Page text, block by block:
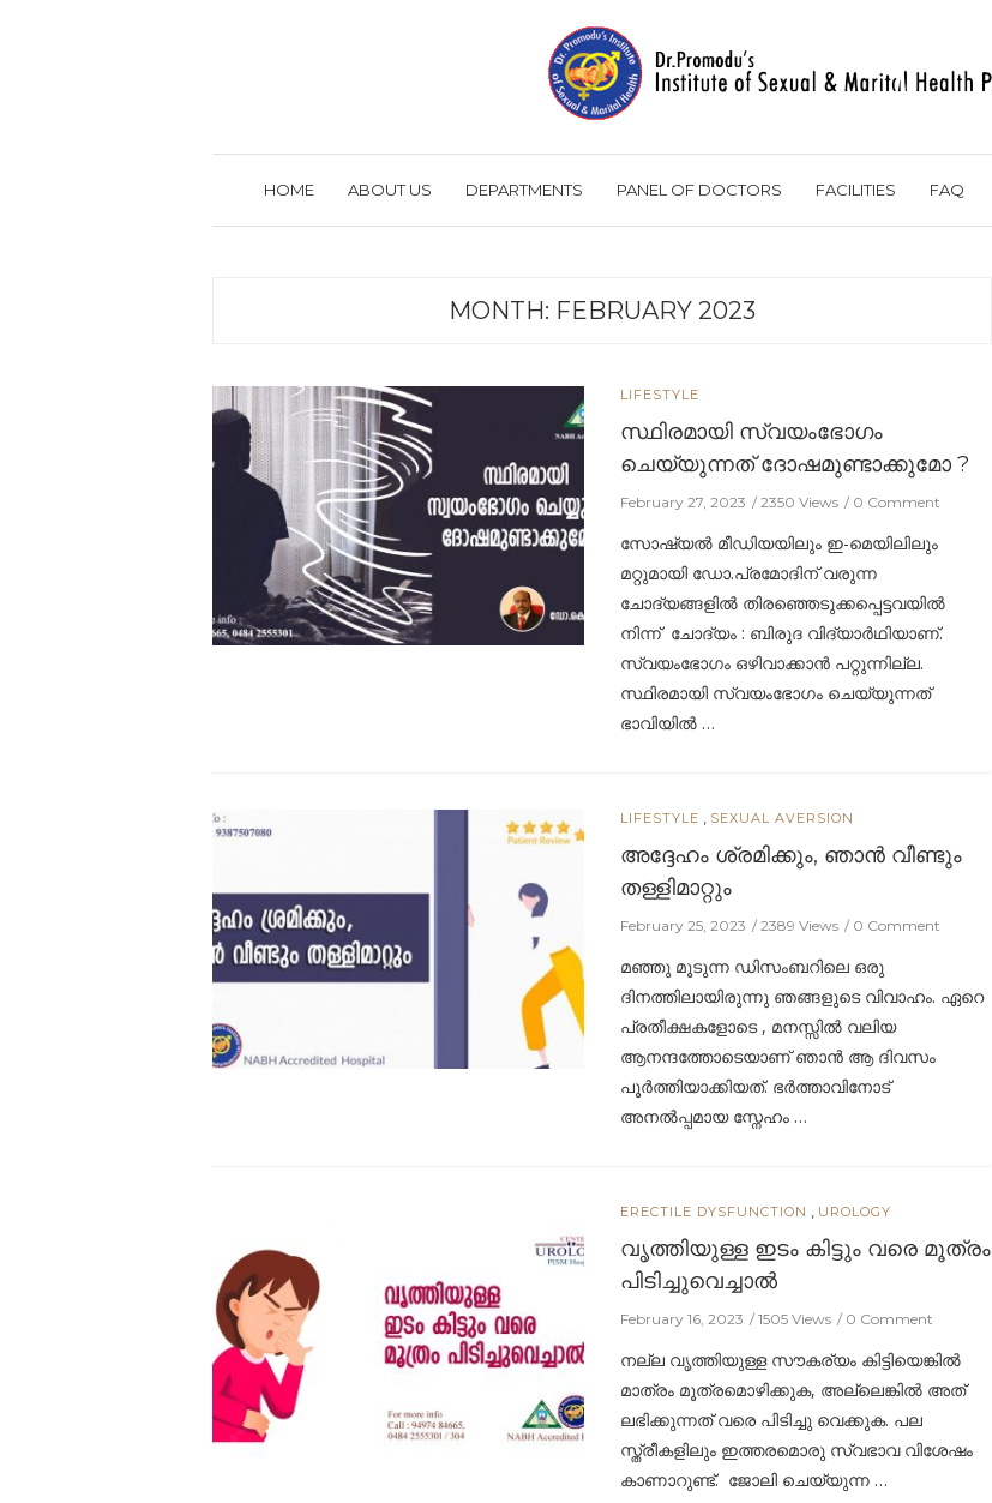
HOME ABOUT US DEPARTMENTS PANEL OF DOCTORS FACILITIES FAQ
MONTH: FEBRUARY 2023
LIFESTYLE
സ്ഥിരമായി സ്വയംഭോഗം
ചെയ്യുന്നത് ദോഷമുണ്ടാക്കുമോ ?
February 27, 2023 2350 Views 0 Comment
സോഷ്യല്‍ മീഡിയയിലും ഇ-മെയിലിലും
മറ്റുമായി ഡോ.പ്രമോദിന് വരുന്ന
ചോദ്യങ്ങളില്‍ തിരഞ്ഞെടുക്കപ്പെട്ടവയില്‍
നിന്ന് ചോദ്യം : ബിരുദ വിദ്യാര്‍ഥിയാണ്.
സ്വയംഭോഗം ഒഴിവാക്കാന്‍ പറ്റുന്നില്ല.
സ്ഥിരമായി സ്വയംഭോഗം ചെയ്യുന്നത്
ഭാവിയില്‍ …
LIFESTYLE SEXUAL AVERSION
അദ്ദേഹം ശ്രമിക്കും, ഞാന്‍ വീണ്ടും
തള്ളിമാറ്റും
February 25, 2023 2389 Views 0 Comment
മഞ്ഞു മൂടുന്ന ഡിസംബറിലെ ഒരു
ദിനത്തിലായിരുന്നു ഞങ്ങളുടെ വിവാഹം. ഏറെ
പ്രതീക്ഷകളോടെ , മനസ്സില്‍ വലിയ
ആനന്ദത്തോടെയാണ് ഞാന്‍ ആ ദിവസം
പൂര്‍ത്തിയാക്കിയത്. ഭര്‍ത്താവിനോട്
അനല്‍പ്പമായ സ്നേഹം …
ERECTILE DYSFUNCTION UROLOGY
വൃത്തിയുള്ള ഇടം കിട്ടും വരെ മൂത്രം
പിടിച്ചുവെച്ചാൽ
February 16, 2023 1505 Views 0 Comment
നല്ല വൃത്തിയുള്ള സൗകര്യം കിട്ടിയെങ്കില്‍
മാത്രം മൂത്രമൊഴിക്കുക, അല്ലെങ്കില്‍ അത്
ലഭിക്കുന്നത് വരെ പിടിച്ചു വെക്കുക. പല
സ്ത്രീകളിലും ഇത്തരമൊരു സ്വഭാവ വിശേഷം
കാണാറുണ്ട്‌. ജോലി ചെയ്യുന്ന …